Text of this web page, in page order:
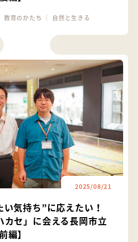
教育のかたち ｜ 自然と生きる
2025/08/21
気持ち”に応えたい！
カセ」に会える長岡市立
編】